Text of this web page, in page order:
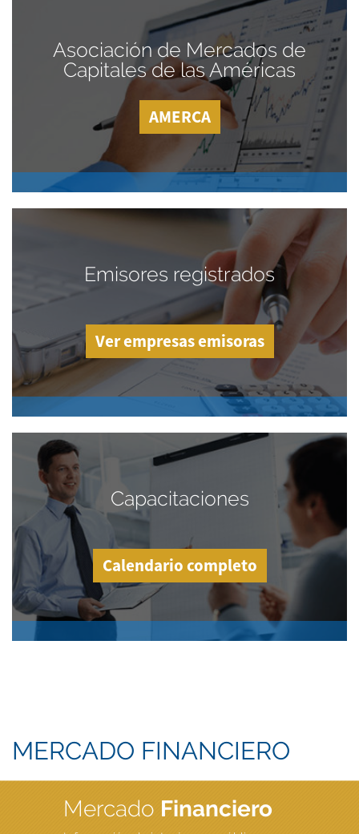
Asociación de Mercados de
Capitales de las Américas
AMERCA
Emisores registrados
Ver empresas emisoras
Capacitaciones
Calendario completo
MERCADO FINANCIERO
Mercado Financiero